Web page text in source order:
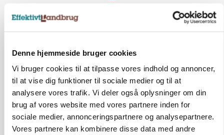
Denne hjemmeside bruger cookies
Vi bruger cookies til at tilpasse vores indhold og annoncer,
til at vise dig funktioner til sociale medier og til at
analysere vores trafik. Vi deler også oplysninger om din
brug af vores website med vores partnere inden for
sociale medier, annonceringspartnere og analysepartnere.
Vores partnere kan kombinere disse data med andre